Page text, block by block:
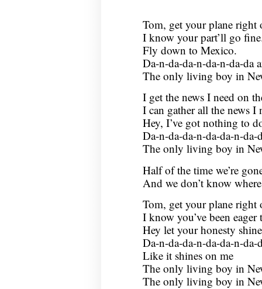
Tom, get your plane right
I know your part’ll go
Fly down to Mexico.
Da-n-da-da-n-da-n-da-da
The only living boy in
I get the news I need on
I can gather all the news I
Hey, I’ve got nothing to
Da-n-da-da-n-da-da-n-da-
The only living boy in
Half of the time we’re
And we don’t know
Tom, get your plane right
I know you’ve been
Hey let your honesty
Da-n-da-da-n-da-da-n-da-
Like it shines on me
The only living boy in
The only living boy in